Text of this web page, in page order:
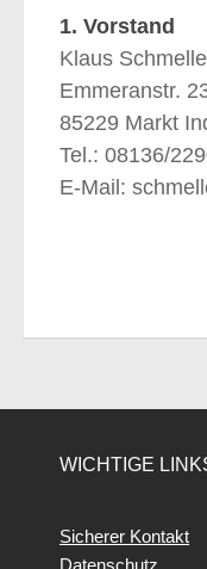
1. Vorstand
Klaus
Emmeranstr.
85229 Markt
Tel.: 08136/
E-Mail:
WICHTIGE
Sicherer Kontakt
Datenschutz